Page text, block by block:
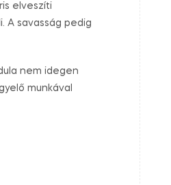
elveszíti
A savasság pedig
nem idegen
munkával